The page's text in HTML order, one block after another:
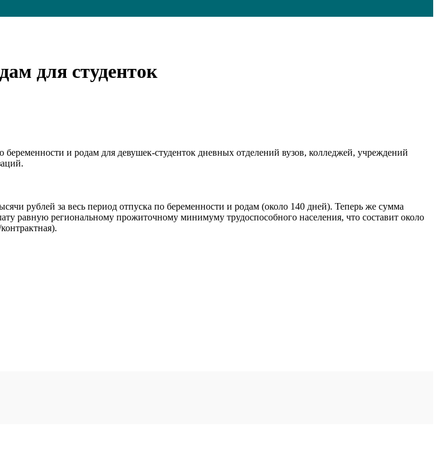
для студенток
и родам для девушек-студенток дневных отделений вузов, колледжей, учреждений
рублей за весь период отпуска по беременности и родам (около 140 дней). Теперь же сумма
равную региональному прожиточному минимуму трудоспособного населения, что составит около